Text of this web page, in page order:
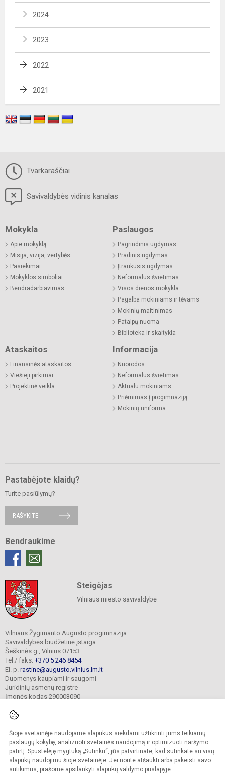
Šioje svetainėje naudojame slapukus siekdami užtikrinti jums teikiamų
paslaugų kokybę, analizuoti svetainės naudojimą ir optimizuoti naršymo
patirtį. Spustelėję mygtuką „Sutinku“, jūs patvirtinate, kad sutinkate su visų
slapukų naudojimu šioje svetainėje. Jei norite atšaukti arba pakeisti savo
sutikimus, prašome apsilankyti slapukų valdymo puslapyje.
2024
2023
2022
2021
Tvarkaraščiai
Savivaldybės vidinis kanalas
Mokykla
Apie mokyklą
Misija, vizija, vertybės
Pasiekimai
Mokyklos simboliai
Bendradarbiavimas
Paslaugos
Pagrindinis ugdymas
Pradinis ugdymas
Įtraukusis ugdymas
Neformalus švietimas
Visos dienos mokykla
Pagalba mokiniams ir tėvams
Mokinių maitinimas
Patalpų nuoma
Biblioteka ir skaitykla
Ataskaitos
Finansinės ataskaitos
Viešieji pirkimai
Projektinė veikla
Informacija
Nuorodos
Neformalus švietimas
Aktualu mokiniams
Priėmimas į progimnaziją
Mokinių uniforma
Pastabėjote klaidų?
Turite pasiūlymų?
RAŠYKITE
Bendraukime
Steigėjas
Vilniaus miesto savivaldybė
Vilniaus Žygimanto Augusto progimnazija
Savivaldybės biudžetinė įstaiga
Šeškinės g., Vilnius 07153
Tel./ faks. +370 5 246 8454
El. p. rastine@augusto.vilnius.lm.lt
Duomenys kaupiami ir saugomi
Juridinių asmenų registre
Įmonės kodas 290003090
© 2021. Vilniaus Žygimanto Augusto progimnazija. Visos teisės saugomos.
Kopijuoti turinį be raštiško mokyklos sutikimo griežtai draudžiama.
Versija neįgaliesiems Slapukų valdymas